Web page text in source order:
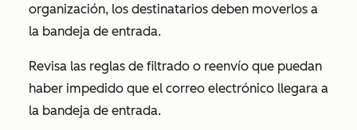
organización, los destinatarios deben moverlos a
la bandeja de entrada.
Revisa las reglas de filtrado o reenvío que puedan
haber impedido que el correo electrónico llegara a
la bandeja de entrada.